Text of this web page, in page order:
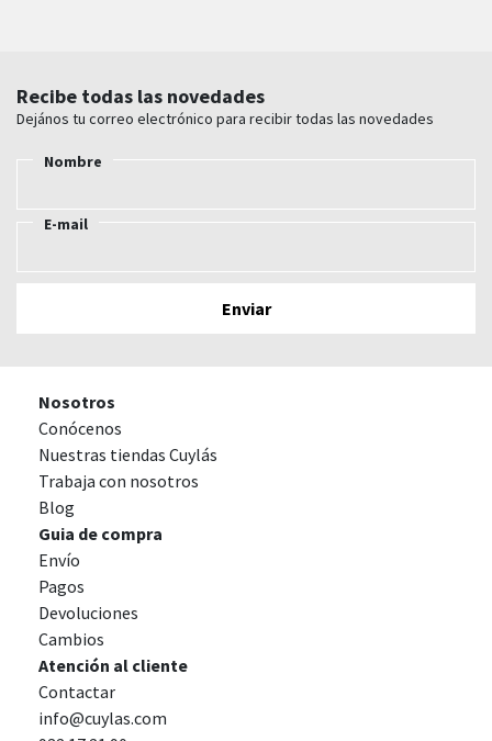
Recibe todas las novedades
Dejános tu correo electrónico para recibir todas las novedades
Nombre
E-mail
Nosotros
Conócenos
Nuestras tiendas Cuylás
Trabaja con nosotros
Blog
Guia de compra
Envío
Pagos
Devoluciones
Cambios
Atención al cliente
Contactar
info@cuylas.com